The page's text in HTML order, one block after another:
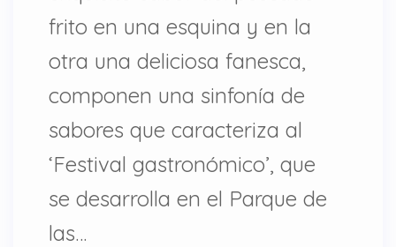
frito en una esquina y en la
otra una deliciosa fanesca,
componen una sinfonía de
sabores que caracteriza al
‘Festival gastronómico’, que
se desarrolla en el Parque de
las…